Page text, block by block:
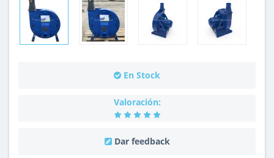
En Stock
Valoración:
Dar feedback